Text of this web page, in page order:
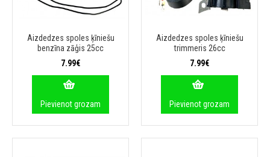
Aizdedzes spoles ķīniešu
benzīna zāģis 25cc
7.99€
Pievienot grozam
Aizdedzes spoles ķīniešu
trimmeris 26cc
7.99€
Pievienot grozam